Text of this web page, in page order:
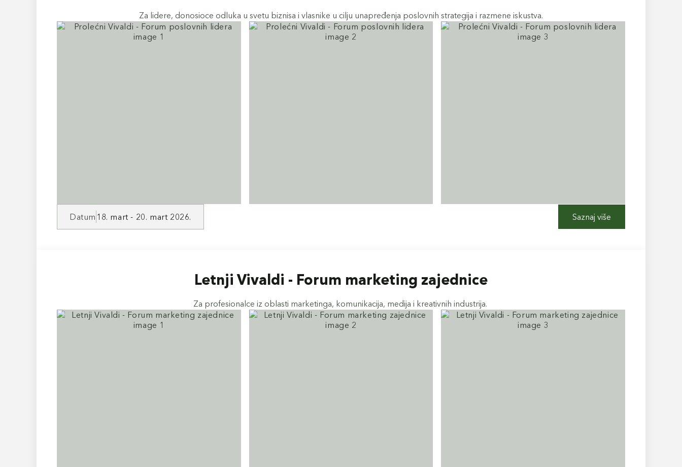
Za lidere, donosioce odluka u svetu biznisa i vlasnike u cilju unapređenja poslovnih strategija i razmene iskustva.
Datum 18. mart - 20. mart 2026. Saznaj više
Letnji Vivaldi - Forum marketing zajednice
Za profesionalce iz oblasti marketinga, komunikacija, medija i kreativnih industrija.